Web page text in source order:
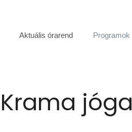
Aktuális órarend Programok
Krama jóga